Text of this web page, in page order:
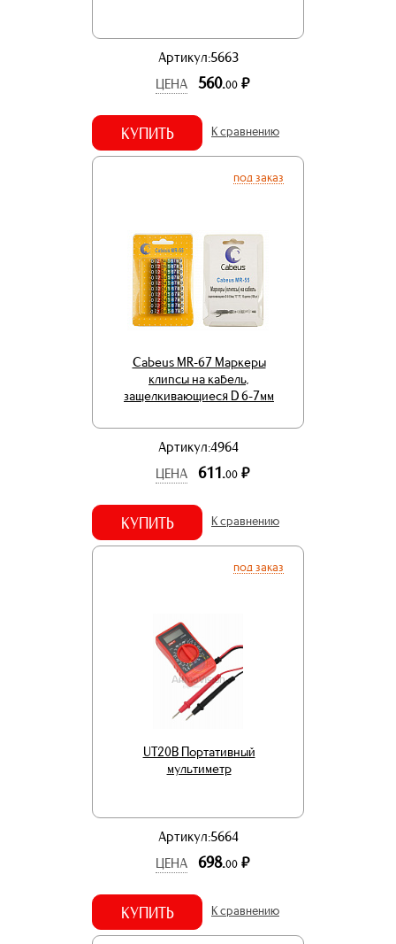
Артикул:5663
ЦЕНА
560.00 р.
КУПИТЬ К сравнению
под заказ
Cabeus MR-67 Маркеры
клипсы на кабель,
защелкивающиеся D 6-7мм
Артикул:4964
ЦЕНА
611.00 р.
КУПИТЬ К сравнению
под заказ
UT20B Портативный
мультиметр
Артикул:5664
ЦЕНА
698.00 р.
КУПИТЬ К сравнению